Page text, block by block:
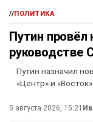
//ПОЛИТИКА
Путин провёл
руководстве
Путин назначил
«Центр» и «Восток»
5 августа 2026, 15:21